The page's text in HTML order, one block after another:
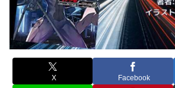
X Facebook